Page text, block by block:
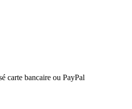
carte bancaire ou PayPal